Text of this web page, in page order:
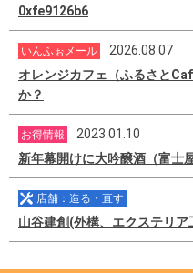
0xfe9126b6
いんふぉメール
2026.08.07
オレンジカフェ（ふるさと
か？
お得情報
2023.01.10
新年幕開けに大吟醸酒（富士
店舗：造る・直す
山谷建創(外構、エクステリア